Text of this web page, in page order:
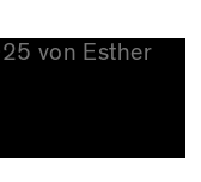
von Esther